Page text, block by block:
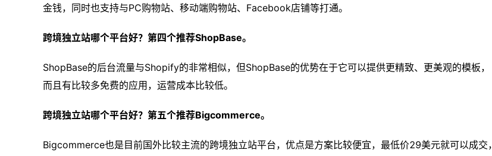
金钱，同时也支持与PC购物站、移动端购物站、Facebook店铺等打通。
跨境独立站哪个平台好？第四个推荐ShopBase。
ShopBase的后台流量与Shopify的非常相似，但ShopBase的优势在于它可以提供更精致、更美观的模板，
而且有比较多免费的应用，运营成本比较低。
跨境独立站哪个平台好？第五个推荐Bigcommerce。
Bigcommerce也是目前国外比较主流的跨境独立站平台，优点是方案比较便宜，最低价29美元就可以成交，